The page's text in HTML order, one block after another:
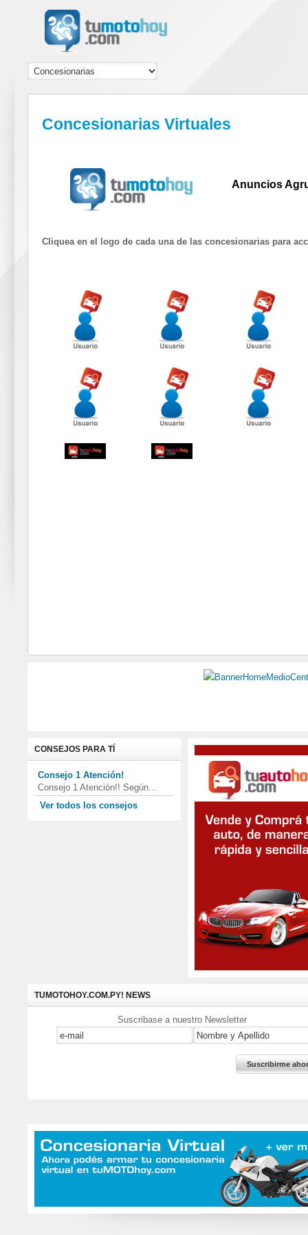
Concesionarias Virtuales
Anuncios
Cliquea en el logo de cada una de las concesionarias para
CONSEJOS PARA TÍ
Consejo 1 Atención!
Consejo 1 Atención!! Según...
Ver todos los consejos
TUMOTOHOY.COM.PY! NEWS
Suscribase a nuestro Newsletter